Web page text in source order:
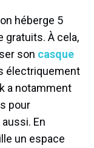
héberge 5
gratuits. À cela,
son casque
électriquement
a notamment
pour
En
un espace